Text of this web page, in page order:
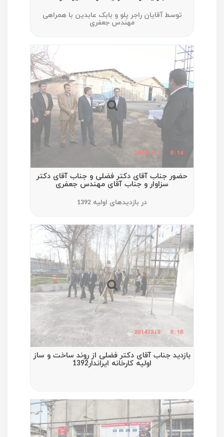
توسط آقایان راجر پلو و بابک عابدین با همراهی
مهندس جعفری
حضور جناب آقای دکتر فضلی و جناب آقای دکتر
سزاوار و جناب آقای مهندس جعفری
در بازدیدهای اولیه 1392
بازدید جناب آقای دکتر فضلی از روند ساخت و ساز
اولیه کارخانه ایراندار1392